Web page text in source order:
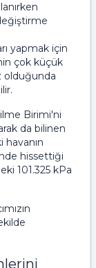
yapmak için
çok küçük
olduğunda
Birimi'ni
da bilinen
havanın
hissettiği
101.325 kPa